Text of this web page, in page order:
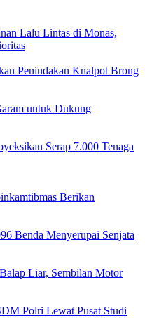
Lalu Lintas di Monas,
Penindakan Knalpot Brong
untuk Dukung
Serap 7.000 Tenaga
Berikan
Benda Menyerupai Senjata
Liar, Sembilan Motor
Polri Lewat Pusat Studi